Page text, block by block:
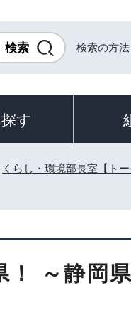
検索の方法
す
くらし・環境部長室【トー
～静岡